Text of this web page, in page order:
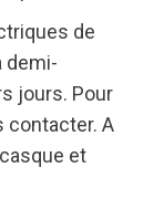
de
demi-
jours. Pour
contacter. A
et